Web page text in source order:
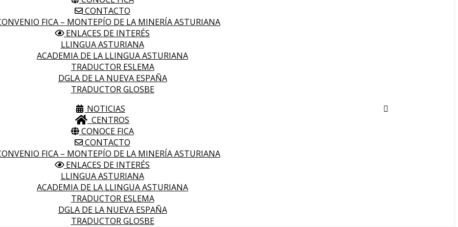
CONTACTO
FICA – MONTEPÍO DE LA MINERÍA ASTURIANA
ENLACES DE INTERÉS
LLINGUA ASTURIANA
ACADEMIA DE LA LLINGUA ASTURIANA
TRADUCTOR ESLEMA
DGLA DE LA NUEVA ESPAÑA
TRADUCTOR GLOSBE
NOTICIAS
CENTROS
CONOCE FICA
CONTACTO
FICA – MONTEPÍO DE LA MINERÍA ASTURIANA
ENLACES DE INTERÉS
LLINGUA ASTURIANA
ACADEMIA DE LA LLINGUA ASTURIANA
TRADUCTOR ESLEMA
DGLA DE LA NUEVA ESPAÑA
TRADUCTOR GLOSBE